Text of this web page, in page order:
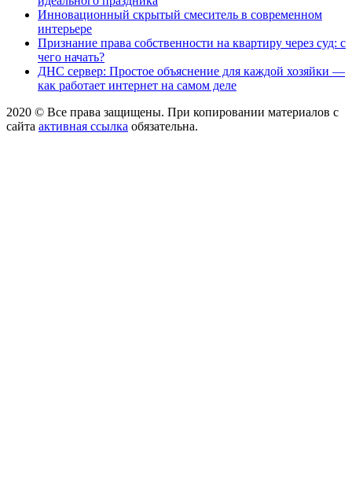
Инновационный скрытый смеситель в современном
интерьере
Признание права собственности на квартиру через суд: с
чего начать?
ДНС сервер: Простое объяснение для каждой хозяйки —
как работает интернет на самом деле
2020 © Все права защищены. При копировании материалов с
сайта активная ссылка обязательна.